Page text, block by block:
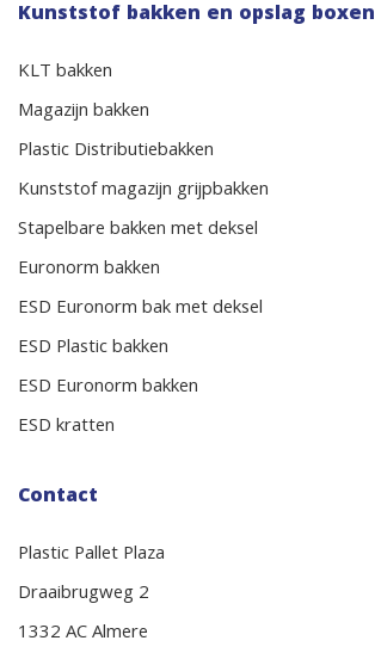
Kunststof bakken en opslag boxen
KLT bakken
Magazijn bakken
Plastic Distributiebakken
Kunststof magazijn grijpbakken
Stapelbare bakken met deksel
Euronorm bakken
ESD Euronorm bak met deksel
ESD Plastic bakken
ESD Euronorm bakken
ESD kratten
Contact
Plastic Pallet Plaza
Draaibrugweg 2
1332 AC Almere